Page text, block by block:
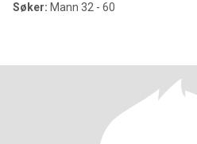
Søker: Mann 32 - 60